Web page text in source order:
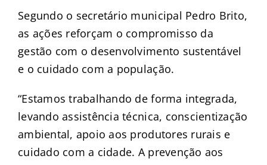
Segundo o secretário municipal Pedro Brito,
as ações reforçam o compromisso da
gestão com o desenvolvimento sustentável
e o cuidado com a população.
“Estamos trabalhando de forma integrada,
levando assistência técnica, conscientização
ambiental, apoio aos produtores rurais e
cuidado com a cidade. A prevenção aos